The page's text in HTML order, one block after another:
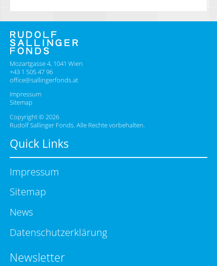
Mozartgasse 4, 1041 Wien
+43 1 505 47 96
office@sallingerfonds.at
Impressum
Sitemap
Copyright © 2026
Rudolf Sallinger Fonds. Alle Rechte vorbehalten.
Quick Links
Impressum
Sitemap
News
Datenschutzerklärung
Newsletter